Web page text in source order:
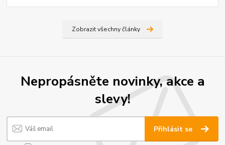
Zobrazit všechny články
Nepropásněte novinky, akce a
slevy!
Přihlásit se